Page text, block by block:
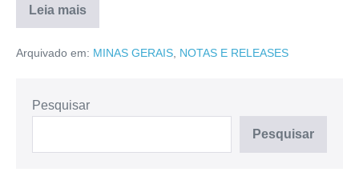
Leia mais
Arquivado em: MINAS GERAIS NOTAS E RELEASES
Pesquisar
Pesquisar